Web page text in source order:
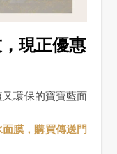
，現正優惠
環保的寶寶藍面
膜，購買傳送門